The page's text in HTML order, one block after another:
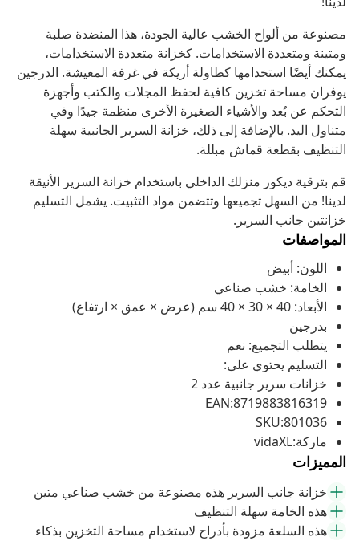
مصنوعة من ألواح الخشب عالية الجودة، هذا المنضدة صلبة
ومتينة ومتعددة الاستخدامات. كخزانة متعددة الاستخدامات،
يمكنك أيضًا استخدامها كطاولة أريكة في غرفة المعيشة. الدرجين
يوفران مساحة تخزين كافية لحفظ المجلات والكتب وأجهزة
التحكم عن بُعد والأشياء الصغيرة الأخرى منظمة جيدًا وفي
متناول اليد. بالإضافة إلى ذلك، خزانة السرير الجانبية سهلة
التنظيف بقطعة قماش مبللة.
قم بترقية ديكور منزلك الداخلي باستخدام خزانة السرير الأنيقة
لدينا! من السهل تجميعها وتتضمن مواد التثبيت. يشمل التسليم
خزانتين جانب السرير.
المواصفات
اللون: أبيض
الخامة: خشب صناعي
الأبعاد: 40 × 30 × 40 سم (عرض × عمق × ارتفاع)
بدرجين
يتطلب التجميع: نعم
التسليم يحتوي على:
خزانات سرير جانبية عدد 2
EAN:8719883816319
SKU:801036
ماركة:vidaXL
المميزات
خزانة جانب السرير هذه مصنوعة من خشب صناعي متين
هذه الخامة سهلة التنظيف
هذه السلعة مزودة بأدراج لاستخدام مساحة التخزين بذكاء